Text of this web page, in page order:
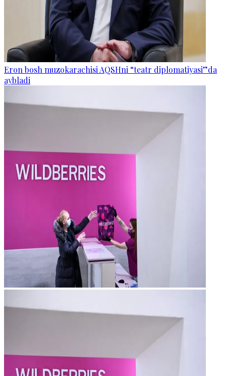
Eron bosh muzokarachisi AQSHni “teatr diplomatiyasi”da
aybladi